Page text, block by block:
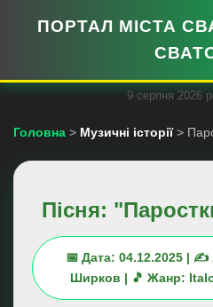
ПОРТАЛ МІСТА
9 серпня 2026
Головна > Музичні історії>
Пісня:
📅 Дата: 04.12.2025 | ✍️
Ширков | 🎵 Жанр: